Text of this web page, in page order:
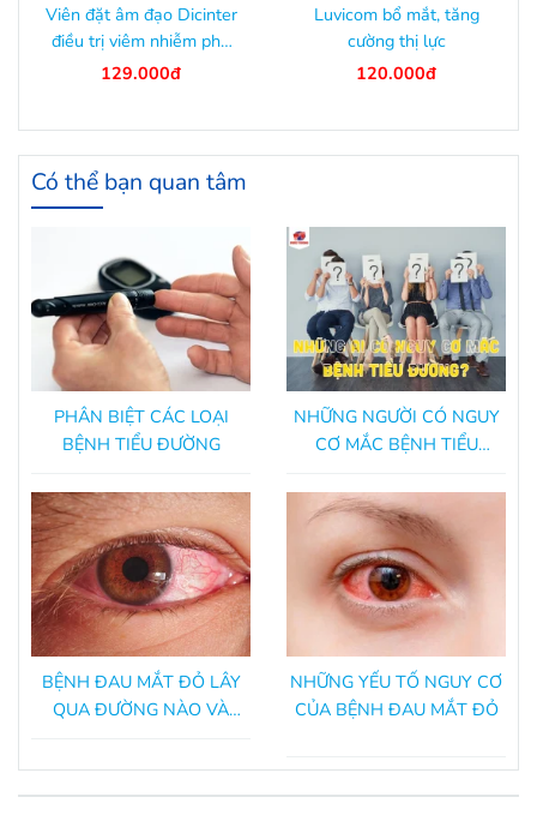
Viên đặt âm đạo Dicinter
điều trị viêm nhiễm phụ
khoa
129.000đ
Luvicom bổ mắt, tăng
cường thị lực
120.000đ
Có thể bạn quan tâm
PHÂN BIỆT CÁC LOẠI
BỆNH TIỂU ĐƯỜNG
NHỮNG NGƯỜI CÓ NGUY
CƠ MẮC BỆNH TIỂU
BỆNH ĐAU MẮT ĐỎ LÂY
QUA ĐƯỜNG NÀO VÀ
NHỮNG YẾU TỐ NGUY CƠ
CỦA BỆNH ĐAU MẮT ĐỎ